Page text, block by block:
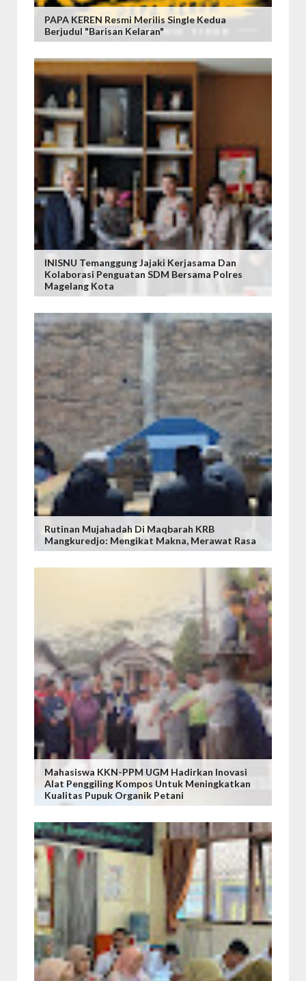
PAPA KEREN Resmi Merilis Single Kedua
Berjudul "Barisan Kelaran"
INISNU Temanggung Jajaki Kerjasama Dan
Kolaborasi Penguatan SDM Bersama Polres
Magelang Kota
Rutinan Mujahadah Di Maqbarah KRB
Mangkuredjo: Mengikat Makna, Merawat Rasa
Mahasiswa KKN-PPM UGM Hadirkan Inovasi
Alat Penggiling Kompos Untuk Meningkatkan
Kualitas Pupuk Organik Petani